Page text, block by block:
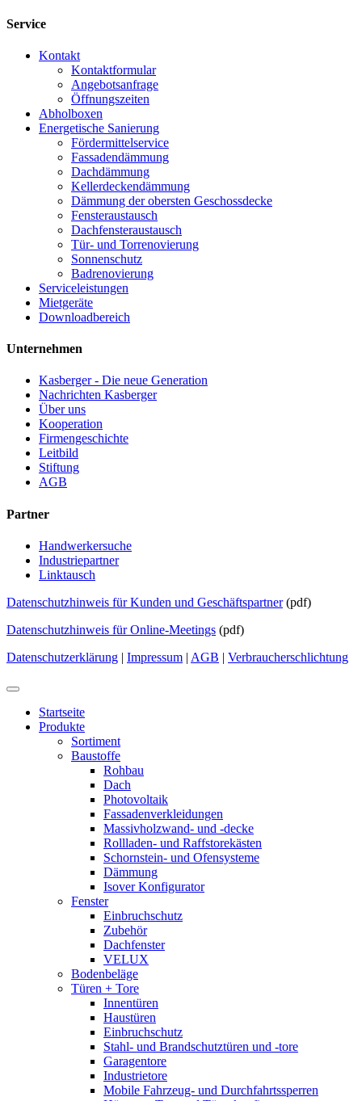
Service
Kontakt
Kontaktformular
Angebotsanfrage
Öffnungszeiten
Abholboxen
Energetische Sanierung
Fördermittelservice
Fassadendämmung
Dachdämmung
Kellerdeckendämmung
Dämmung der obersten Geschossdecke
Fensteraustausch
Dachfensteraustausch
Tür- und Torrenovierung
Sonnenschutz
Badrenovierung
Serviceleistungen
Mietgeräte
Downloadbereich
Unternehmen
Kasberger - Die neue Generation
Nachrichten Kasberger
Über uns
Kooperation
Firmengeschichte
Leitbild
Stiftung
AGB
Partner
Handwerkersuche
Industriepartner
Linktausch
Datenschutzhinweis für Kunden und Geschäftspartner(pdf)
Datenschutzhinweis für Online-Meetings (pdf)
Datenschutzerklärung | Impressum | AGB | Verbraucherschlichtung
Startseite
Produkte
Sortiment
Baustoffe
Rohbau
Dach
Photovoltaik
Fassadenverkleidungen
Massivholzwand- und -decke
Rollladen- und Raffstorekästen
Schornstein- und Ofensysteme
Dämmung
Isover Konfigurator
Fenster
Einbruchschutz
Zubehör
Dachfenster
VELUX
Bodenbeläge
Türen + Tore
Innentüren
Haustüren
Einbruchschutz
Stahl- und Brandschutztüren und -tore
Garagentore
Industrietore
Mobile Fahrzeug- und Durchfahrtssperren